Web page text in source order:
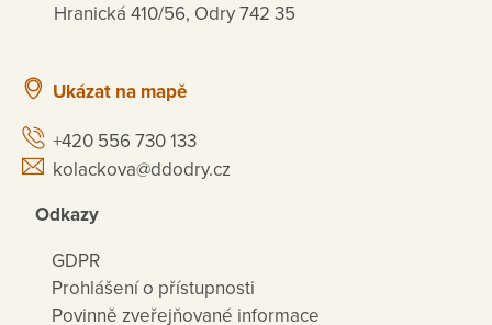
Hranická 410/56, Odry 742 35
Ukázat na mapě
+420 556 730 133
kolackova@ddodry.cz
Odkazy
GDPR
Prohlášení o přístupnosti
Povinně zveřejňované informace